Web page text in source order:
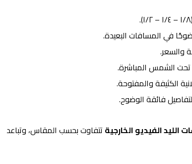
في المسافات البعيدة.
والسعر.
تحت الشمس المباشرة.
الكثيفة والمفتوحة.
فائقة الوضوح.
الليد الفيديو الخارجية تتفاوت بحسب المقاس، وتباعد